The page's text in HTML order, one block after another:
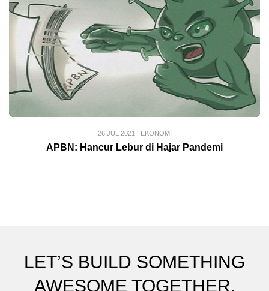
26 JUL 2021 | EKONOMI
APBN: Hancur Lebur di Hajar Pandemi
LET’S BUILD SOMETHING
AWESOME TOGETHER.